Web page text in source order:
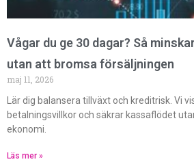
Vågar du ge 30 dagar? Så
utan att bromsa försäljningen
maj 11, 2026
Lär dig balansera tillväxt och kreditrisk. Vi
betalningsvillkor och säkrar kassaflödet
ekonomi.
Läs mer »